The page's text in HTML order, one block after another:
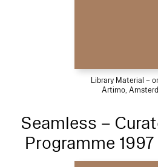
Library Material –
Artimo,
Seamless –
Programme